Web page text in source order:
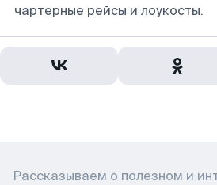
чартерные рейсы и лоукосты.
Рассказываем о полезном и